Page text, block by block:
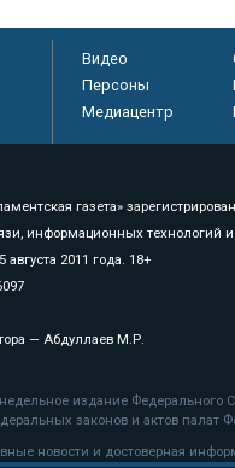
Видео
Персоны
Медиацентр
газета»
информационных технологий и
2011 года. 18+
— Абдуллаев М.Р.
издание
законов и актов палат
новости и достоверная